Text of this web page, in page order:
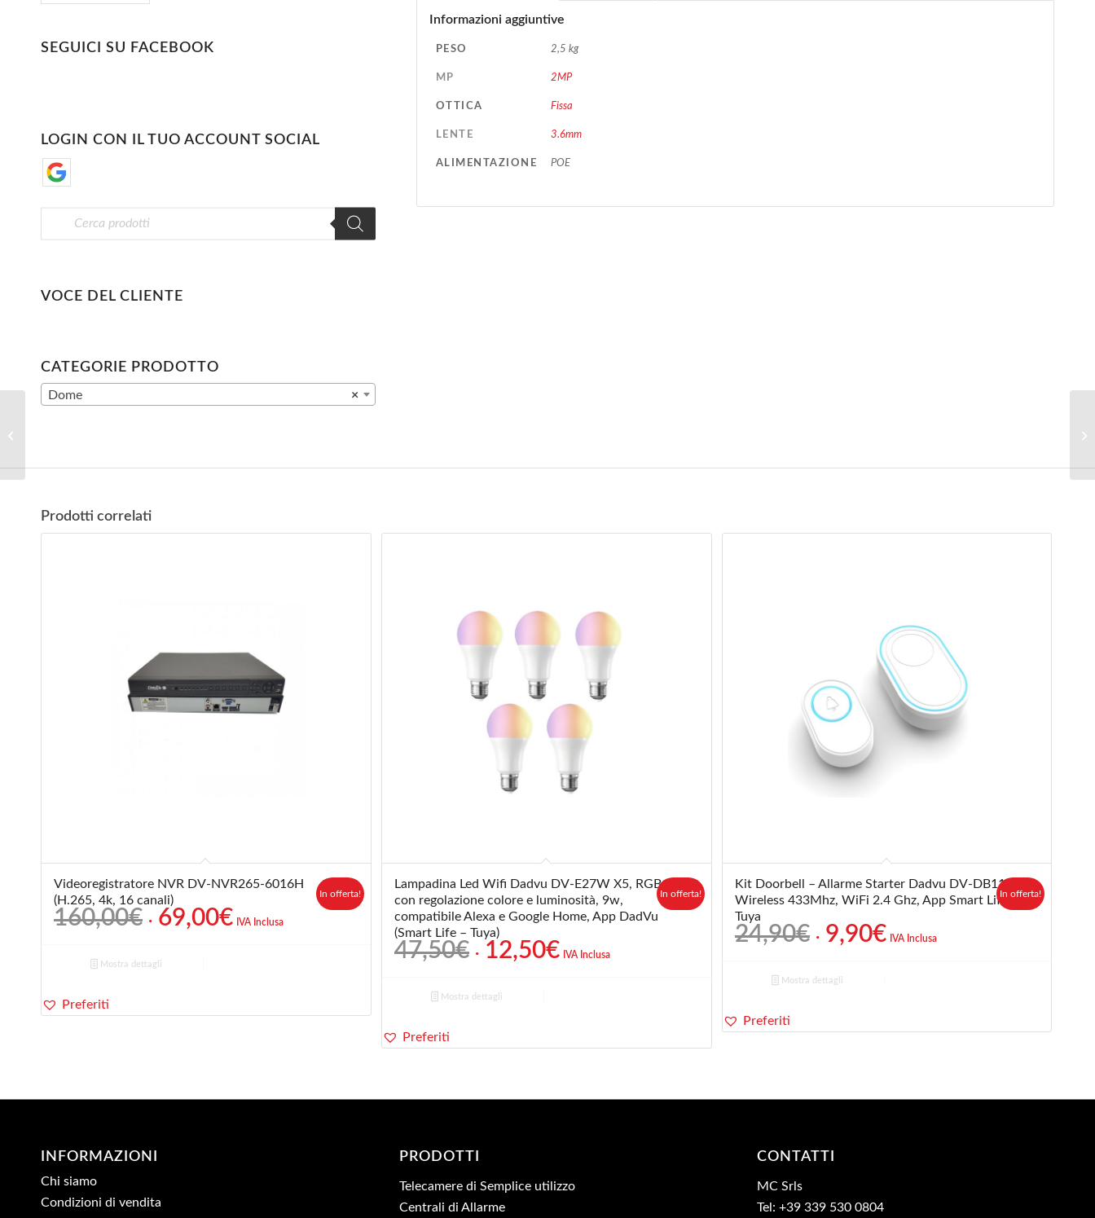
SEGUICI SU FACEBOOK
LOGIN CON IL TUO ACCOUNT SOCIAL
VOCE DEL CLIENTE
CATEGORIE PRODOTTO
×
Dome
Informazioni aggiuntive
PESO 2,5 kg
MP 2MP
OTTICA Fissa
LENTE 3.6mm
ALIMENTAZIONE POE
Prodotti correlati
Videoregistratore NVR DV-NVR265-6016H
(H.265, 4k, 16 canali)
160,00€ Il
prezzo
originale
era:
69,00€IlIVA Inclusa
In offerta!
Mostra dettagli
Preferiti
Lampadina Led Wifi Dadvu DV-E27W X5, RGB
con regolazione colore e luminosità, 9w,
compatibile Alexa e Google Home, App DadVu
(Smart Life – Tuya)
47,50€ Il
prezzo
originale
era:
12,50€IlIVA Inclusa
In offerta!
Mostra dettagli
Preferiti
Kit Doorbell – Allarme Starter Dadvu DV-DB11,
Wireless 433Mhz, WiFi 2.4 Ghz, App Smart Life,
Tuya
24,90€ Il
prezzo
originale
era:
9,90€IlIVA Inclusa
In offerta!
Mostra dettagli
Preferiti
INFORMAZIONI
Chi siamo
Condizioni di vendita
PRODOTTI
Telecamere di Semplice utilizzo
Centrali di Allarme
CONTATTI
MC Srls
Tel: +39 339 530 0804